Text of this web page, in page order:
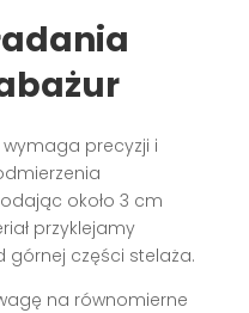
wymaga precyzji i
około 3 cm
przyklejamy
części stelaża.
na równomierne